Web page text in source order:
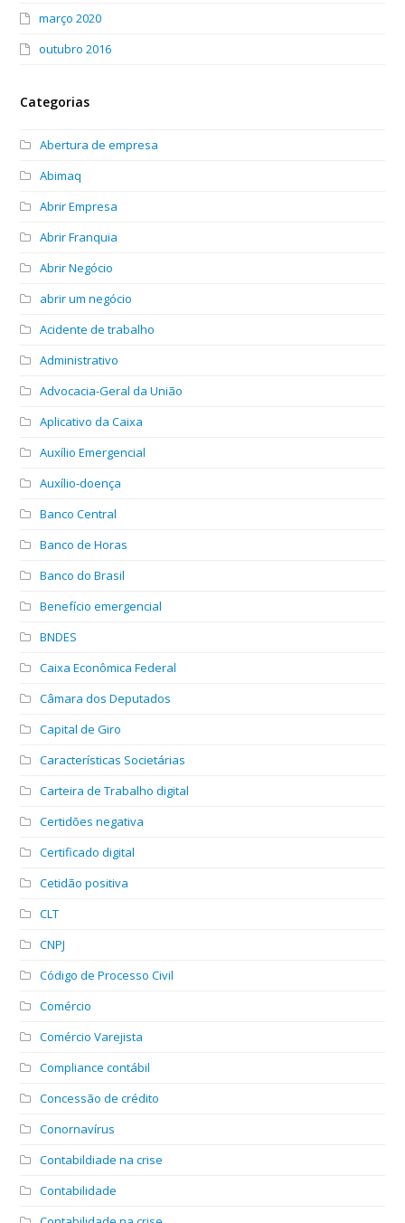
março 2020
outubro 2016
Categorias
Abertura de empresa
Abimaq
Abrir Empresa
Abrir Franquia
Abrir Negócio
abrir um negócio
Acidente de trabalho
Administrativo
Advocacia-Geral da União
Aplicativo da Caixa
Auxílio Emergencial
Auxílio-doença
Banco Central
Banco de Horas
Banco do Brasil
Benefício emergencial
BNDES
Caixa Econômica Federal
Câmara dos Deputados
Capital de Giro
Características Societárias
Carteira de Trabalho digital
Certidões negativa
Certificado digital
Cetidão positiva
CLT
CNPJ
Código de Processo Civil
Comércio
Comércio Varejista
Compliance contábil
Concessão de crédito
Conornavírus
Contabildiade na crise
Contabilidade